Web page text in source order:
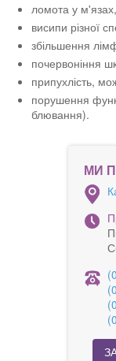
ломота у
висипи різної
збільшення
почервоніння
припухлість,
порушення
блювання).
МИ